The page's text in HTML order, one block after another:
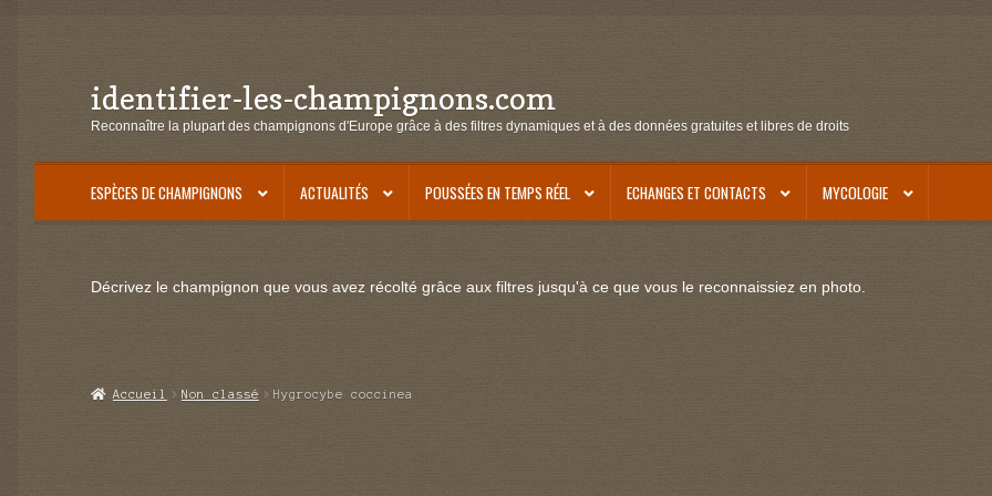
Aller
à
navigation
Aller
au
identifier-les-champignons.com
Reconnaître la plupart des champignons d'Europe grâce à des filtres dynamiques et à des données gratuites et libres de droits
ESPÈCES DE CHAMPIGNONS ACTUALITÉS POUSSÉES EN TEMPS RÉEL ECHANGES ET CONTACTS MYCOLOGIE
Décrivez le champignon que vous avez récolté grâce aux filtres jusqu'à ce que vous le reconnaissiez en photo.
Accueil Non classé Hygrocybe coccinea